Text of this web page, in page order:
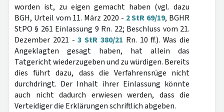
worden ist, zu eigen gemacht haben (vgl. dazu
BGH, Urteil vom 11. März 2020 - 2 StR 69/19, BGHR
StPO § 261 Einlassung 9 Rn. 22; Beschluss vom 21.
Dezember 2021 -3 StR 380/21 Rn. 10 ff.). Was die
Angeklagten gesagt haben, hat allein das
Tatgericht wiederzugeben und zu würdigen. Bereits
dies führt dazu, dass die Verfahrensrüge nicht
durchdringt. Der Inhalt ihrer Einlassung könnte
auch nicht dadurch erwiesen werden, dass die
Verteidiger die Erklärungen schriftlich abgeben.